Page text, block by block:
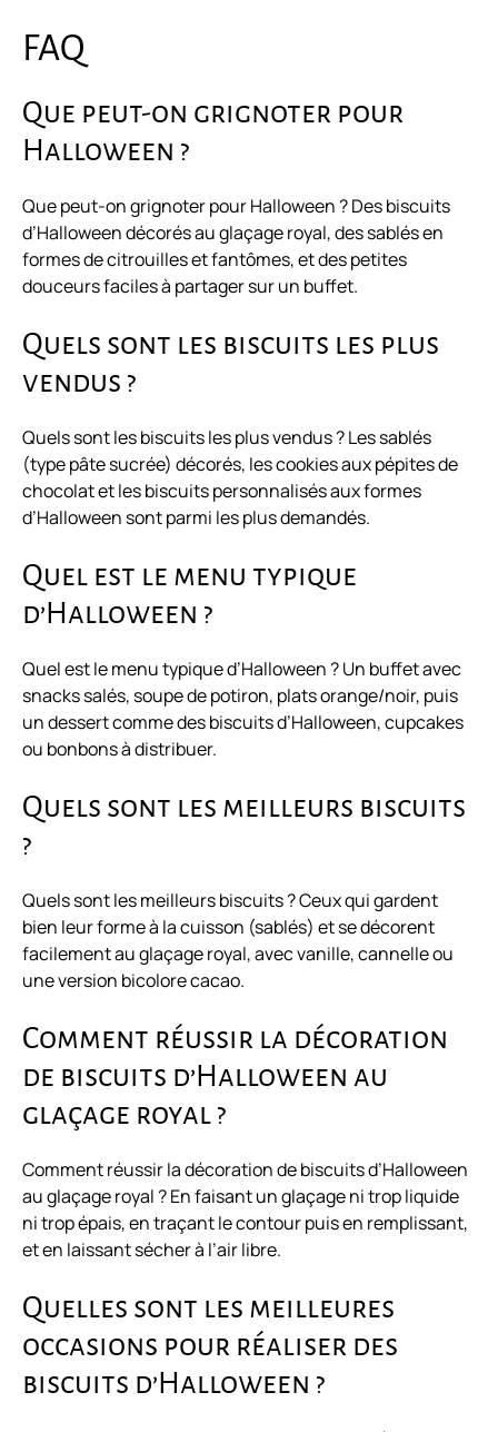
FAQ
Que peut-on grignoter pour
Halloween ?
Que peut-on grignoter pour Halloween ? Des biscuits
d’Halloween décorés au glaçage royal, des sablés en
formes de citrouilles et fantômes, et des petites
douceurs faciles à partager sur un buffet.
Quels sont les biscuits les plus
vendus ?
Quels sont les biscuits les plus vendus ? Les sablés
(type pâte sucrée) décorés, les cookies aux pépites de
chocolat et les biscuits personnalisés aux formes
d’Halloween sont parmi les plus demandés.
Quel est le menu typique
d’Halloween ?
Quel est le menu typique d’Halloween ? Un buffet avec
snacks salés, soupe de potiron, plats orange/noir, puis
un dessert comme des biscuits d’Halloween, cupcakes
ou bonbons à distribuer.
Quels sont les meilleurs biscuits
?
Quels sont les meilleurs biscuits ? Ceux qui gardent
bien leur forme à la cuisson (sablés) et se décorent
facilement au glaçage royal, avec vanille, cannelle ou
une version bicolore cacao.
Comment réussir la décoration
de biscuits d’Halloween au
glaçage royal ?
Comment réussir la décoration de biscuits d’Halloween
au glaçage royal ? En faisant un glaçage ni trop liquide
ni trop épais, en traçant le contour puis en remplissant,
et en laissant sécher à l’air libre.
Quelles sont les meilleures
occasions pour réaliser des
biscuits d’Halloween ?